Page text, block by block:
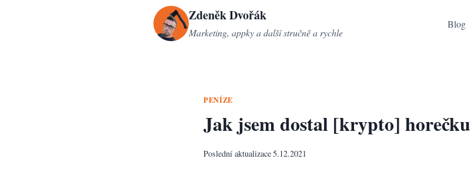
Zdeněk Dvořák
Marketing, appky a další stručně a rychle
Blog
PENÍZE
Jak jsem dostal [krypto] horečku
Poslední aktualizace5.12.2021